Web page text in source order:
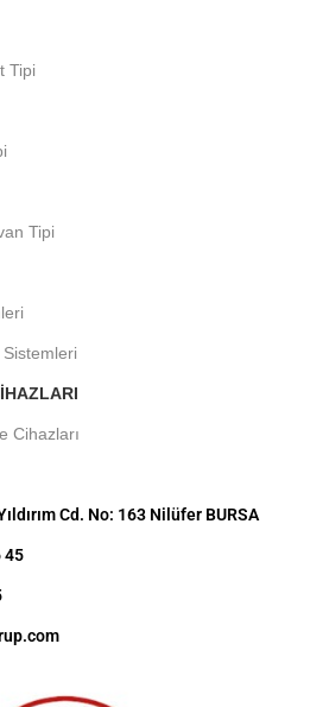
Tipi
Tipi
Cihazları
Cd. No: 163 Nilüfer BURSA
45